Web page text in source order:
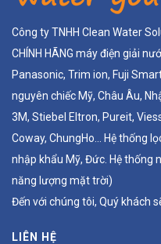
Công ty TNHH Clean Water
CHÍNH HÃNG máy điện giải
Panasonic, Trim ion, Fuji
nguyên chiếc Mỹ, Châu Âu,
3M, Stiebel Eltron, Pureit,
Coway, ChungHo... Hệ thống
nhập khẩu Mỹ, Đức. Hệ
năng lượng mặt trời)
Đến với chúng tôi, Quý khách
LIÊN HỆ